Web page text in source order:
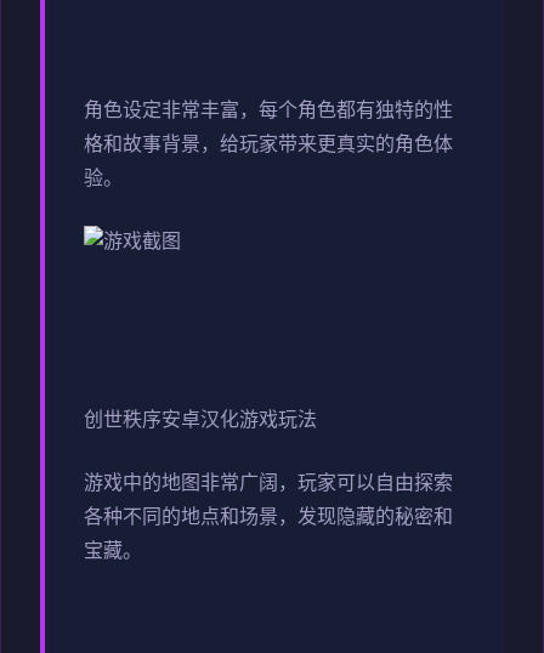
角色设定非常丰富，每个角色都有独特的性
格和故事背景，给玩家带来更真实的角色体
验。
创世秩序安卓汉化游戏玩法
游戏中的地图非常广阔，玩家可以自由探索
各种不同的地点和场景，发现隐藏的秘密和
宝藏。